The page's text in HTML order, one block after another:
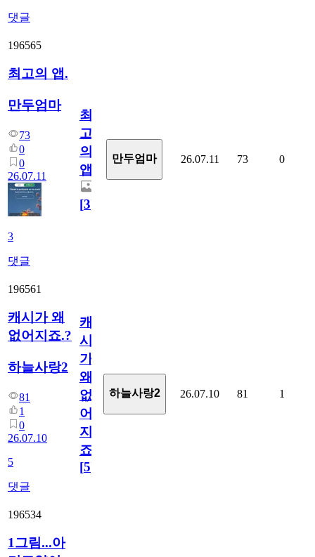
댓글
196565
최고의 앱.
만두엄마
73
0
0
26.07.11
3
댓글
최
고
의
앱.
[3]
만두엄마 26.07.11 73 0
196561
캐시가 왜
없어지죠.?
하늘사랑2
81
1
0
26.07.10
5
댓글
캐
시
가
왜
없
어
지
죠.?
[5]
하늘사랑2 26.07.10 81 1
196534
1그림...아